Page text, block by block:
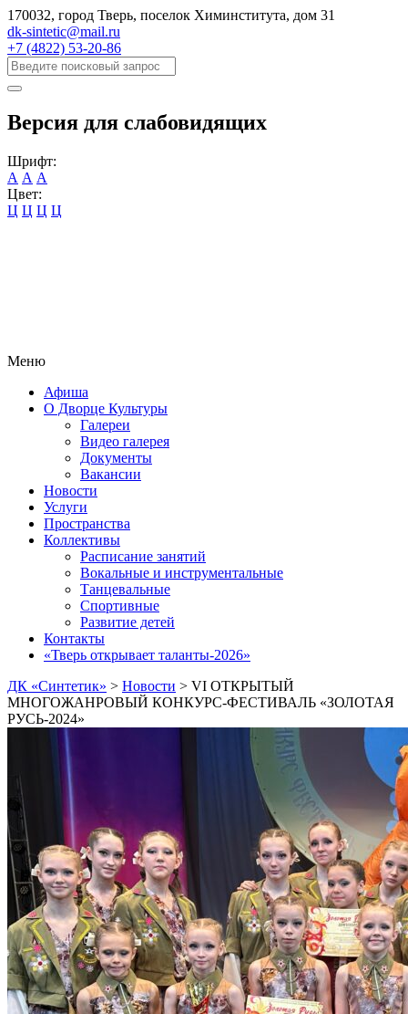
170032, город Тверь, поселок Химинститута, дом 31
dk-sintetic@mail.ru
+7 (4822) 53-20-86
Версия для слабовидящих
Шрифт:
А А А
Цвет:
Ц Ц Ц Ц
Меню
Афиша
О Дворце Культуры
Галереи
Видео галерея
Документы
Вакансии
Новости
Услуги
Пространства
Коллективы
Расписание занятий
Вокальные и инструментальные
Танцевальные
Спортивные
Развитие детей
Контакты
«Тверь открывает таланты-2026»
ДК «Синтетик» > Новости > VI ОТКРЫТЫЙ
МНОГОЖАНРОВЫЙ КОНКУРС-ФЕСТИВАЛЬ «ЗОЛОТАЯ
РУСЬ-2024»